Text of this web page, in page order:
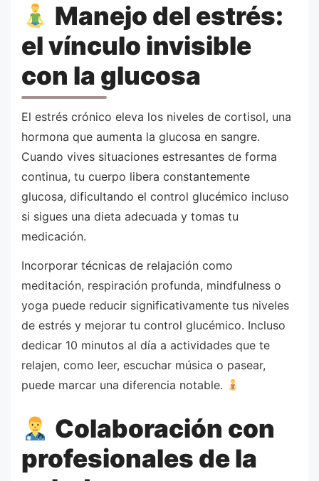
Manejo del estrés:
el vínculo invisible
con la glucosa
El estrés crónico eleva los niveles de cortisol, una
hormona que aumenta la glucosa en sangre.
Cuando vives situaciones estresantes de forma
continua, tu cuerpo libera constantemente
glucosa, dificultando el control glucémico incluso
si sigues una dieta adecuada y tomas tu
medicación.
Incorporar técnicas de relajación como
meditación, respiración profunda, mindfulness o
yoga puede reducir significativamente tus niveles
de estrés y mejorar tu control glucémico. Incluso
dedicar 10 minutos al día a actividades que te
relajen, como leer, escuchar música o pasear,
puede marcar una diferencia notable.
Colaboración con
profesionales de la